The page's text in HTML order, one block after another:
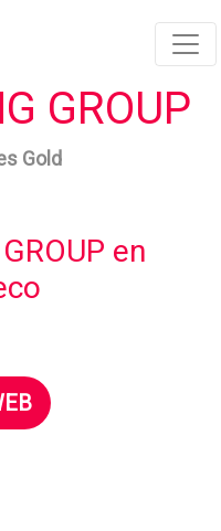
GROUP
Gold
en